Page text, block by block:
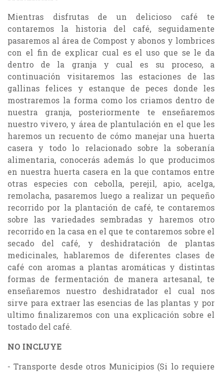
Mientras disfrutas de un delicioso café te
contaremos la historia del café, seguidamente
pasaremos al área de Compost y abonos y lombrices
con el fin de explicar cual es el uso que se le da
dentro de la granja y cual es su proceso, a
continuación visitaremos las estaciones de las
gallinas felices y estanque de peces donde les
mostraremos la forma como los criamos dentro de
nuestra granja, posteriormente te enseñaremos
nuestro vivero, y área de plantulación en el que les
haremos un recuento de cómo manejar una huerta
casera y todo lo relacionado sobre la soberanía
alimentaria, conocerás además lo que producimos
en nuestra huerta casera en la que contamos entre
otras especies con cebolla, perejil, apio, acelga,
remolacha, pasaremos luego a realizar un pequeño
recorrido por la plantación de café, te contaremos
sobre las variedades sembradas y haremos otro
recorrido en la casa en el que te contaremos sobre el
secado del café, y deshidratación de plantas
medicinales, hablaremos de diferentes clases de
café con aromas a plantas aromáticas y distintas
formas de fermentación de manera artesanal, te
enseñaremos nuestro deshidratador el cual nos
sirve para extraer las esencias de las plantas y por
ultimo finalizaremos con una explicación sobre el
tostado del café.
NO INCLUYE
- Transporte desde otros Municipios (Si lo requiere